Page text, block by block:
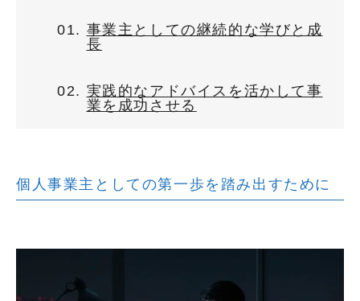
事業主としての継続的な学びと成
長
実践的なアドバイスを活かして事
業を成功させる
個人事業主としての第一歩を踏み出すために